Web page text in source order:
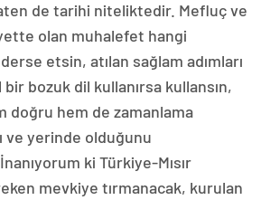
de tarihi niteliktedir. Mefluç ve
olan muhalefet hangi
etsin, atılan sağlam adımları
bir bozuk dil kullanırsa kullansın,
doğru hem de zamanlama
ve yerinde olduğunu
ki Türkiye-Mısır
mevkiye tırmanacak, kurulan